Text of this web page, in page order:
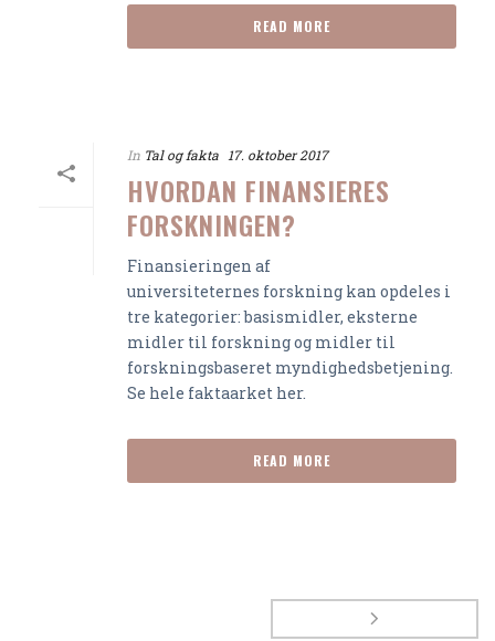
READ MORE
In Tal og fakta 17. oktober 2017
HVORDAN FINANSIERES
FORSKNINGEN?
Finansieringen af
universiteternes forskning kan opdeles i
tre kategorier: basismidler, eksterne
midler til forskning og midler til
forskningsbaseret myndighedsbetjening.
Se hele faktaarket her.
READ MORE